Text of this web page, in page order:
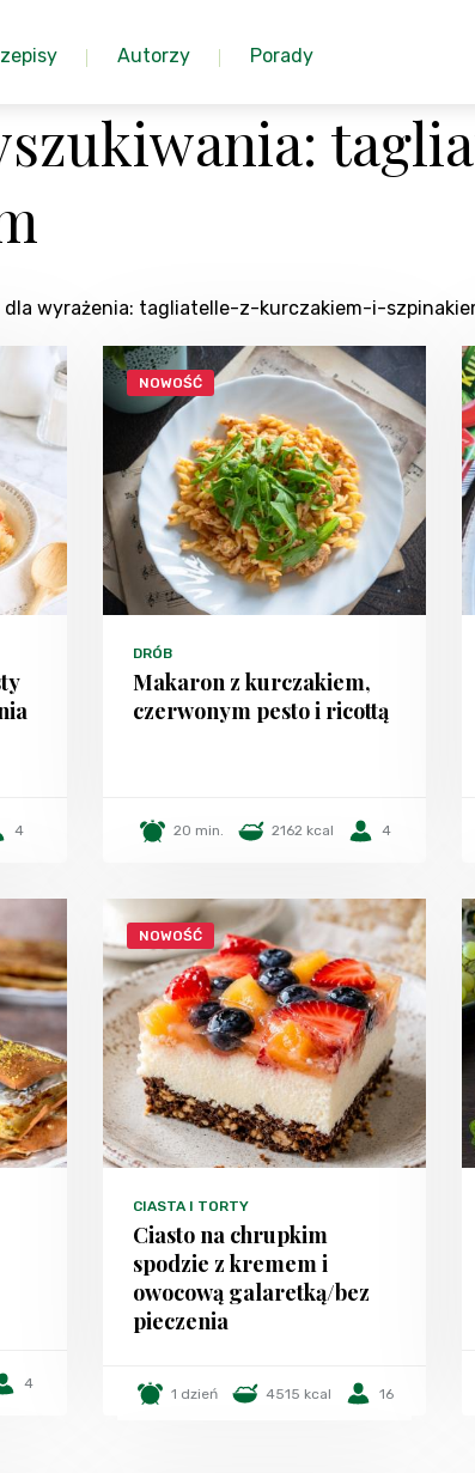
Autorzy Porady
dla wyrażenia: tagliatelle-z-kurczakiem-i-
4
NOWOŚĆ
DRÓB
Makaron z kurczakiem,
czerwonym pesto i ricottą
20 min. 2162 kcal 4
4
NOWOŚĆ
CIASTA I TORTY
Ciasto na chrupkim
spodzie z kremem i
owocową galaretką/bez
pieczenia
1 dzień 4515 kcal 16